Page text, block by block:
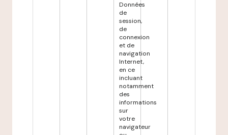
Données
de
session,
de
connexion
et de
navigation
Internet,
en ce
incluant
notamment
des
informations
sur
votre
navigateur